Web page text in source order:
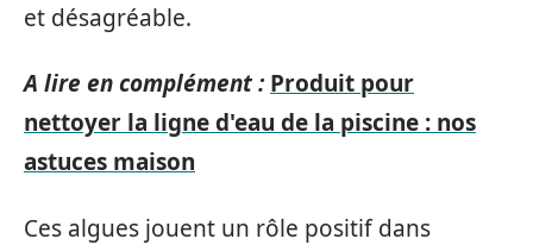
et désagréable.
A lire en complément : Produit pour
nettoyer la ligne d'eau de la piscine : nos
astuces maison
Ces algues jouent un rôle positif dans